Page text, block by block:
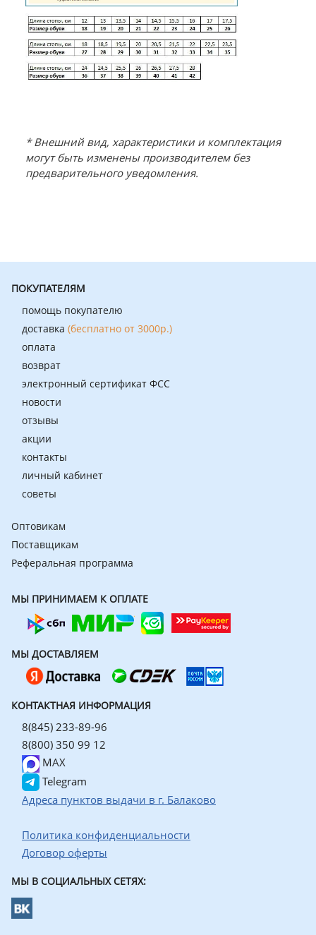
* Внешний вид, характеристики и комплектация
могут быть изменены производителем без
предварительного уведомления.
ПОКУПАТЕЛЯМ
помощь покупателю
доставка (бесплатно от 3000р.)
оплата
возврат
электронный сертификат ФСС
новости
отзывы
акции
контакты
личный кабинет
советы
Оптовикам
Поставщикам
Реферальная программа
МЫ ПРИНИМАЕМ К ОПЛАТЕ
МЫ ДОСТАВЛЯЕМ
КОНТАКТНАЯ ИНФОРМАЦИЯ
8(845) 233-89-96
8(800) 350 99 12
MAX
Telegram
Адреса пунктов выдачи в г. Балаково
Политика конфиденциальности
Договор оферты
МЫ В СОЦИАЛЬНЫХ СЕТЯХ: